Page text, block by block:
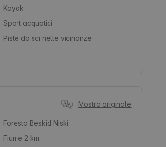
Kayak
Sport acquatici
Piste da sci nelle vicinanze
Mostra originale
Foresta Beskid Niski
Fiume 2 km